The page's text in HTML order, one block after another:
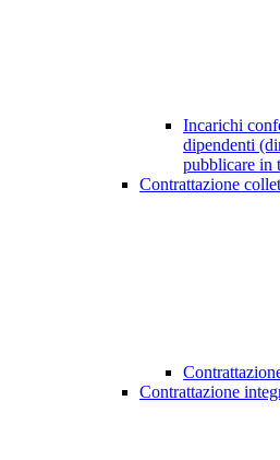
Incarichi
dipendenti
pubblicare in
Contrattazione
Contrattazione